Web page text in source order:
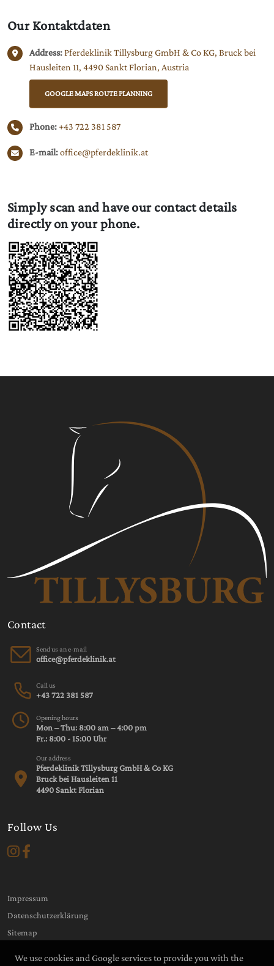
Our Kontaktdaten
Address:Pferdeklinik Tillysburg GmbH & Co KG, Bruck bei
Hausleiten 11, 4490 Sankt Florian, Austria
GOOGLE MAPS ROUTE PLANNING
Phone: +43 722 381 587
E-mail:
Simply scan and have our contact details
directly on your phone.
Contact
Send us an e-mail
Call us
+43 722 381 587
Opening hours
Mon – Thu: 8:00 am – 4:00 pm
Fr.: 8:00 - 15:00 Uhr
Our address
Pferdeklinik Tillysburg GmbH & Co KG
Bruck bei Hausleiten 11
4490 Sankt Florian
Follow Us
Impressum
Datenschutzerklärung
Sitemap
We use cookies and Google services to provide you with the